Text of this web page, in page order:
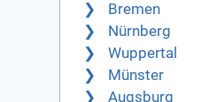
Bremen
Nürnberg
Wuppertal
Münster
Augsburg